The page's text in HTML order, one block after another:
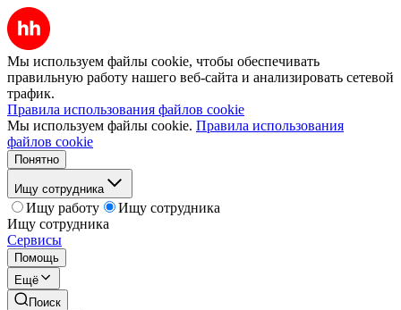
Мы используем файлы cookie, чтобы обеспечивать
правильную работу нашего веб-сайта и анализировать сетевой
трафик.
Правила использования файлов cookie
Мы используем файлы cookie. Правила использования
файлов cookie
Понятно
Ищу сотрудника
Ищу работу
Ищу сотрудника
Ищу сотрудника
Сервисы
Помощь
Ещё
Поиск